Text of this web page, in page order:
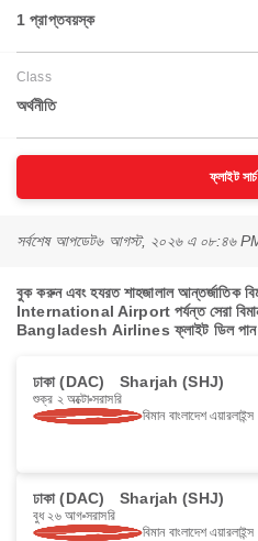
1 প্রাপ্তবয়স্ক
Class
অর্থনীতি
ফ্লাইট
সর্বশেষ আপডেট৬ আগস্ট, ২০২৬ এ ০৮:৪৬
বুক করুন এবং হযরত শাহজালাল আন্তর্জাতিক
International Airport পর্যন্ত সেরা বিমান
Bangladesh Airlines ফ্লাইট ডিল পান
ঢাকা (DAC) Sharjah (SHJ)
শুক্র ২ অক্টো সরাসরি
বিমান বাংলাদেশ এয়ারলাইন্স
ঢাকা (DAC) Sharjah (SHJ)
বুধ ২৬ আগ সরাসরি
বিমান বাংলাদেশ এয়ারলাইন্স